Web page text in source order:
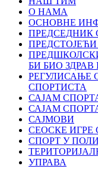
О НАМА
ОСНОВНЕ
ПРЕДСЕДНИК
БИ БИО
РЕГУЛИСАЊЕ
СПОРТИСТА
САЈАМ
САЈАМ
САЈМОВИ
СЕОСКЕ ИГРЕ
СПОРТ У
УПРАВА